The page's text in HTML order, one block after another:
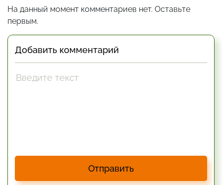
На данный момент комментариев нет. Оставьте
первым.
Добавить комментарий
Отправить